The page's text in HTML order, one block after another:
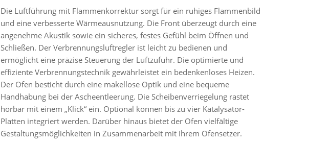
Die Luftführung mit Flammenkorrektur sorgt für ein ruhiges Flammenbild
und eine verbesserte Wärmeausnutzung. Die Front überzeugt durch eine
angenehme Akustik sowie ein sicheres, festes Gefühl beim Öffnen und
Schließen. Der Verbrennungsluftregler ist leicht zu bedienen und
ermöglicht eine präzise Steuerung der Luftzufuhr. Die optimierte und
effiziente Verbrennungstechnik gewährleistet ein bedenkenloses Heizen.
Der Ofen besticht durch eine makellose Optik und eine bequeme
Handhabung bei der Ascheentleerung. Die Scheibenverriegelung rastet
hörbar mit einem „Klick“ ein. Optional können bis zu vier Katalysator-
Platten integriert werden. Darüber hinaus bietet der Ofen vielfältige
Gestaltungsmöglichkeiten in Zusammenarbeit mit Ihrem Ofensetzer.